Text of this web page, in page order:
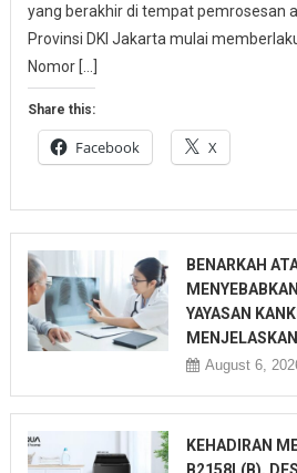
yang berakhir di tempat pemrosesan
Provinsi DKI Jakarta mulai
Nomor […]
Share this:
Facebook X
BENARKAH
YAYASAN
August 6,
KEHADIRAN